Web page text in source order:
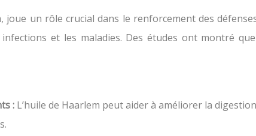
joue un rôle crucial dans le renforcement des
et les maladies. Des études ont montré
: L’huile de Haarlem peut aider à améliorer la